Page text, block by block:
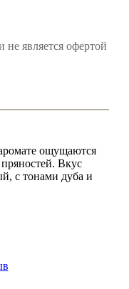
является офертой
ощущаются
Вкус
с тонами дуба и